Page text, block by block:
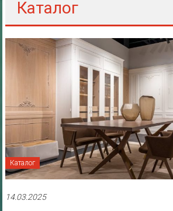
Каталог
Каталог
14.03.2025